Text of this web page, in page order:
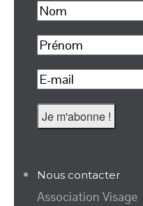
Nous contacter
Association Visage